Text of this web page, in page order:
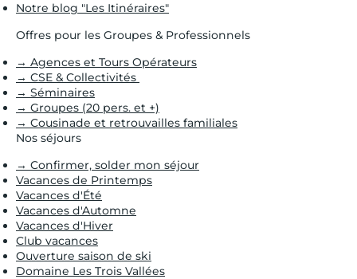
Notre blog "Les Itinéraires"
Offres pour les Groupes & Professionnels
→ Agences et Tours Opérateurs
→ CSE & Collectivités
→ Séminaires
→ Groupes (20 pers. et +)
→ Cousinade et retrouvailles familiales
Nos séjours
→ Confirmer, solder mon séjour
Vacances de Printemps
Vacances d'Été
Vacances d'Automne
Vacances d'Hiver
Club vacances
Ouverture saison de ski
Domaine Les Trois Vallées